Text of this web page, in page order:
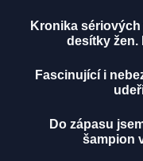
Kronika
desítky žen.
Fascinující i
Do zápasu
šampion